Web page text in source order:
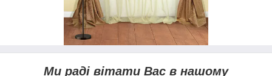
Ми раді вітати Вас в нашому